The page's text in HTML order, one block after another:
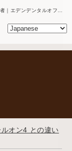
オン4 との違い